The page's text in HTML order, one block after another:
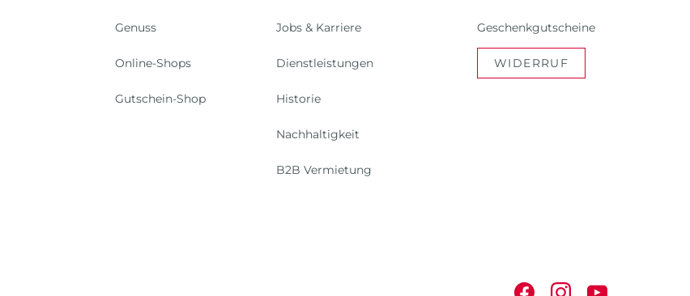
Genuss
Online-Shops
Gutschein-Shop
Jobs & Karriere
Dienstleistungen
Historie
Nachhaltigkeit
B2B Vermietung
Geschenkgutscheine
WIDERRUF